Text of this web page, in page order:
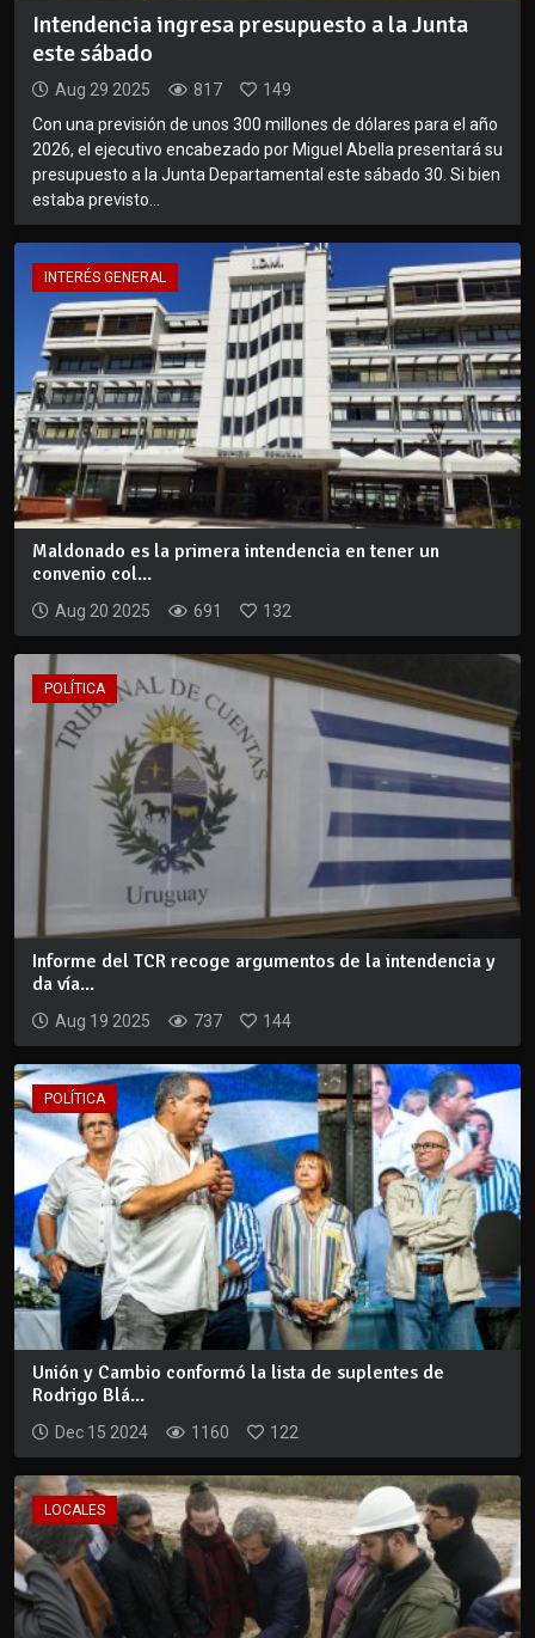
Intendencia ingresa presupuesto a la Junta
este sábado
Aug 29 2025 817
149
Con una previsión de unos 300 millones de dólares para el año
2026, el ejecutivo encabezado por Miguel Abella presentará su
presupuesto a la Junta Departamental este sábado 30. Si bien
estaba previsto...
INTERÉS GENERAL
Maldonado es la primera intendencia en tener un
convenio col...
Aug 20 2025 691 132
POLÍTICA
Informe del TCR recoge argumentos de la intendencia y
da vía...
Aug 19 2025 737 144
POLÍTICA
Unión y Cambio conformó la lista de suplentes de
Rodrigo Blá...
Dec 15 2024 1160 122
LOCALES